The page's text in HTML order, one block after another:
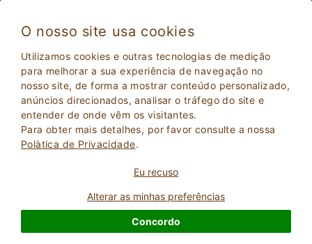
O nosso site usa cookies
Utilizamos cookies e outras tecnologias de medição
para melhorar a sua experiência de navegação no
nosso site, de forma a mostrar conteúdo personalizado,
anúncios direcionados, analisar o tráfego do site e
entender de onde vêm os visitantes.
Para obter mais detalhes, por favor consulte a nossa
Polà­tica de Privacidade.
Eu recuso
Alterar as minhas preferências
Concordo
Ofertas para fins de semana e férias curtas
em Agriturismo.net
0Crianças PESQUISAR